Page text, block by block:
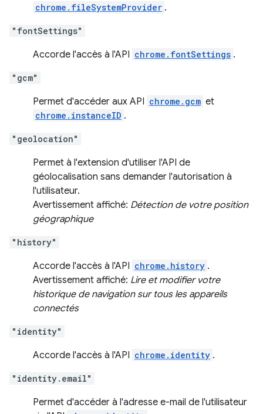
chrome.fileSystemProvider .
"fontSettings"
Accorde l'accès à l'API chrome.fontSettings .
"gcm"
Permet d'accéder aux API chrome.gcm et
chrome.instanceID .
"geolocation"
Permet à l'extension d'utiliser l'API de
géolocalisation sans demander l'autorisation à
l'utilisateur.
Avertissement affiché: Détection de votre position
géographique
"history"
Accorde l'accès à l'API chrome.history .
Avertissement affiché: Lire et modifier votre
historique de navigation sur tous les appareils
connectés
"identity"
Accorde l'accès à l'API chrome.identity .
"identity.email"
Permet d'accéder à l'adresse e-mail de l'utilisateur